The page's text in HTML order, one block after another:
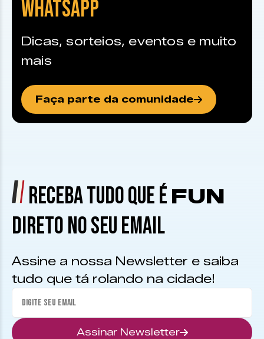
WHATSAPP
Dicas, sorteios, eventos e muito
mais
Faça parte da comunidade
RECEBA TUDO QUE É FUN
DIRETO NO SEU EMAIL
Assine a nossa Newsletter e saiba
tudo que tá rolando na cidade!
Assinar Newsletter